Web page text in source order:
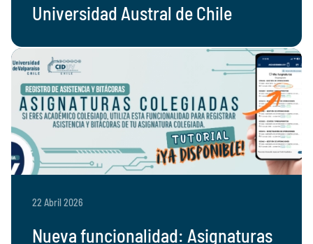
Universidad Austral de Chile
22 Abril 2026
Nueva funcionalidad: Asignaturas